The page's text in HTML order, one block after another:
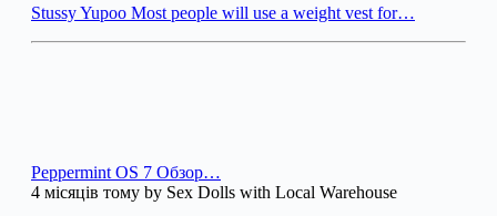
Stussy Yupoo Most people will use a weight vest for…
Peppermint OS 7 Обзор…
4 місяців тому by Sex Dolls with Local Warehouse